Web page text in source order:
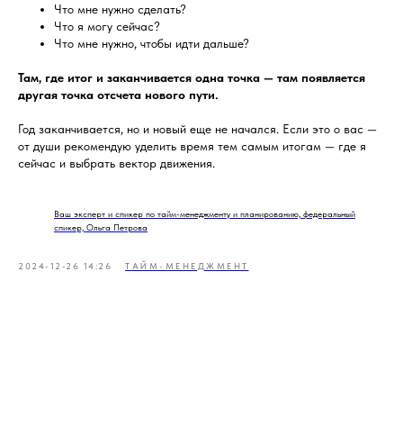
Что мне нужно сделать?
Что я могу сейчас?
Что мне нужно, чтобы идти дальше?
Там, где итог и заканчивается одна точка — там появляется
другая точка отсчета нового пути.
Год заканчивается, но и новый еще не начался. Если это о вас —
от души рекомендую уделить время тем самым итогам — где я
сейчас и выбрать вектор движения.
Ваш эксперт и спикер по тайм-менеджменту и планированию, федеральный
спикер, Ольга Петрова
2024-12-26 14:26 ТАЙМ-МЕНЕДЖМЕНТ